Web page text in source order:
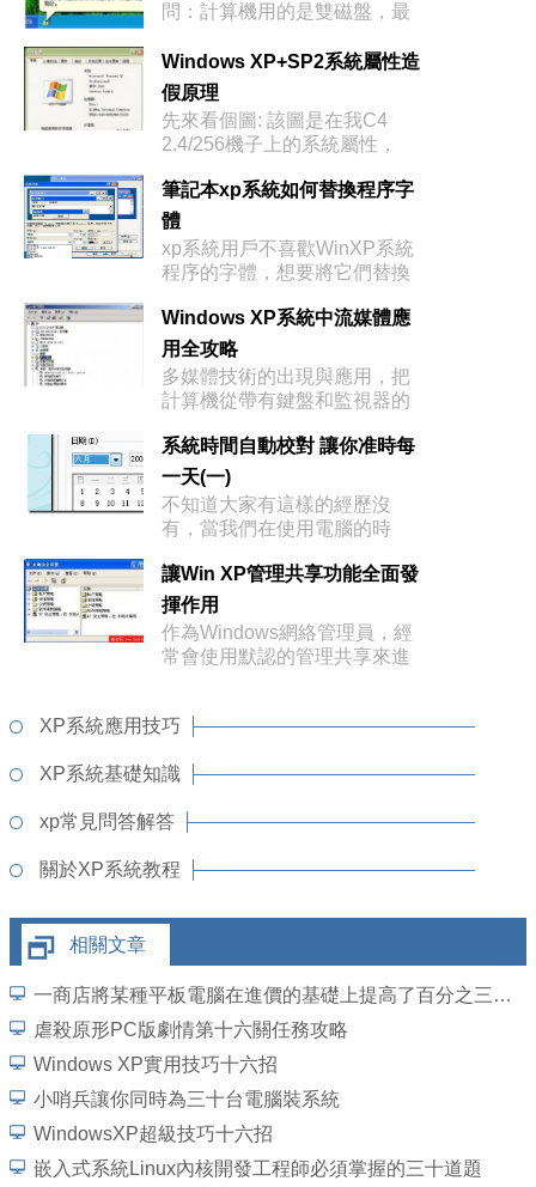
問：計算機用的是雙磁盤，最
Windows XP+SP2系統屬性造
假原理
先來看個圖: 該圖是在我C4
2.4/256機子上的系統屬性，
筆記本xp系統如何替換程序字
體
xp系統用戶不喜歡WinXP系統
程序的字體，想要將它們替換
Windows XP系統中流媒體應
用全攻略
多媒體技術的出現與應用，把
計算機從帶有鍵盤和監視器的
系統時間自動校對 讓你准時每
一天(一)
不知道大家有這樣的經歷沒
有，當我們在使用電腦的時
讓Win XP管理共享功能全面發
揮作用
作為Windows網絡管理員，經
常會使用默認的管理共享來進
XP系統應用技巧
XP系統基礎知識
xp常見問答解答
關於XP系統教程
相關文章
一商店將某種平板電腦在進價的基礎上提高了百分之三十五標價，然後打出 九折酬賓，外
虐殺原形PC版劇情第十六關任務攻略
Windows XP實用技巧十六招
小哨兵讓你同時為三十台電腦裝系統
WindowsXP超級技巧十六招
嵌入式系統Linux內核開發工程師必須掌握的三十道題